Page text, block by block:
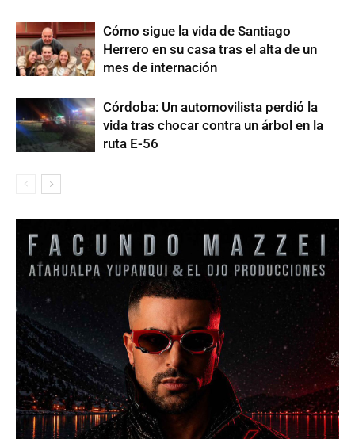
Cómo sigue la vida de Santiago
Herrero en su casa tras el alta de un
mes de internación
Córdoba: Un automovilista perdió la
vida tras chocar contra un árbol en la
ruta E-56